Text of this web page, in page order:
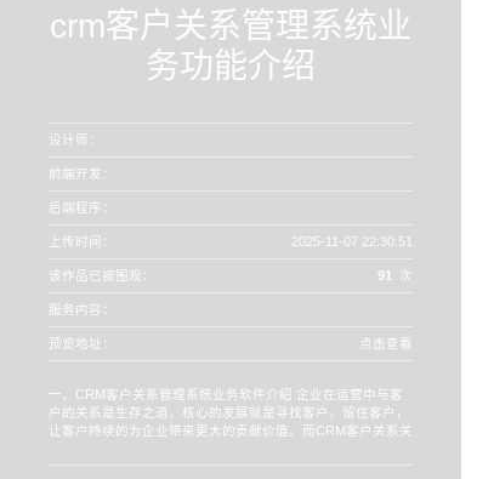
crm客户关系管理系统业
务功能介绍
设计师：
前端开发：
后端程序：
上传时间： 2025-11-07 22:30:51
该作品已被围观： 91 次
服务内容：
预览地址： 点击查看
一、CRM客户关系管理系统业务软件介绍 企业在运营中与客
户的关系是生存之道，核心的发展就是寻找客户，留住客户，
让客户持续的为企业带来更大的贡献价值。而CRM客户关系关